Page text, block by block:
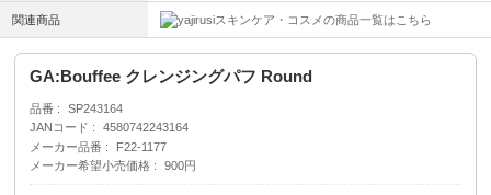
関連商品 スキンケア・コスメの商品一覧はこちら
GA:Bouffee クレンジングパフ Round
品番
SP243164
JANコード
4580742243164
メーカー品番
F22-1177
メーカー希望小売価格
900円